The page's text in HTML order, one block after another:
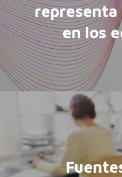
representa
en los